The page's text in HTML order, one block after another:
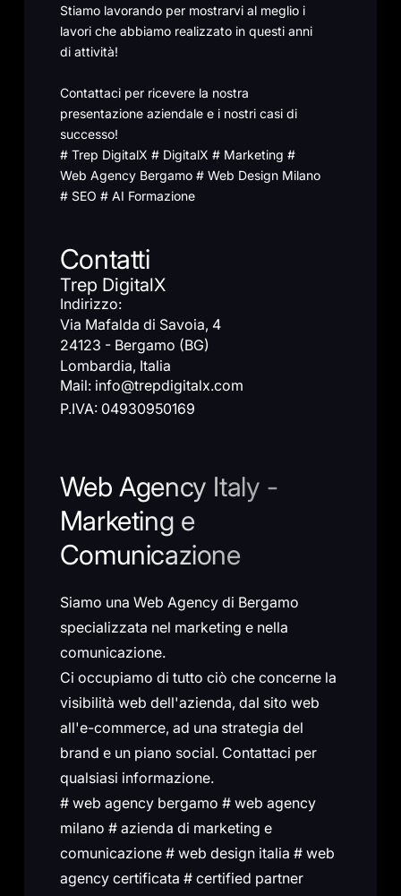
Stiamo lavorando per mostrarvi al meglio i
lavori che abbiamo realizzato in questi anni
di attività!
Contattaci per ricevere la nostra
presentazione aziendale e i nostri casi di
successo!
# Trep DigitalX # DigitalX # Marketing #
Web Agency Bergamo # Web Design Milano
# SEO # AI Formazione
Contatti
Trep DigitalX
Indirizzo:
Via Mafalda di Savoia, 4
24123 - Bergamo (BG)
Lombardia, Italia
Mail: info@trepdigitalx.com
P.IVA: 04930950169
Web Agency Italy -
Marketing e
Comunicazione
Siamo una Web Agency di Bergamo
specializzata nel marketing e nella
comunicazione.
Ci occupiamo di tutto ciò che concerne la
visibilità web dell'azienda, dal sito web
all'e-commerce, ad una strategia del
brand e un piano social. Contattaci per
qualsiasi informazione.
# web agency bergamo # web agency
milano # azienda di marketing e
comunicazione # web design italia # web
agency certificata # certified partner